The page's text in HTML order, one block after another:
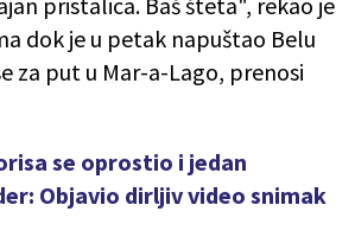
dok je u petak napuštao Belu
za put u Mar-a-Lago, prenosi
se oprostio i jedan
Objavio dirljiv video snimak